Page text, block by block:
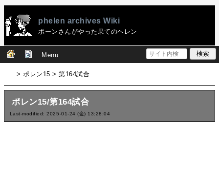
phelen archives Wiki
ポーンさんがやった果てのヘレン
Menu
>ポレン15 > 第164試合
ポレン15/第164試合
Last-modified: 2025-01-24 (金) 13:28:04